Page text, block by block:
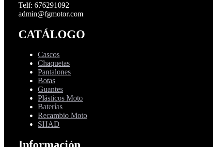
Telf: 676291092
admin@fgmotor.com
CATÁLOGO
Cascos
Chaquetas
Pantalones
Botas
Guantes
Plásticos Moto
Baterías
Recambio Moto
SHAD